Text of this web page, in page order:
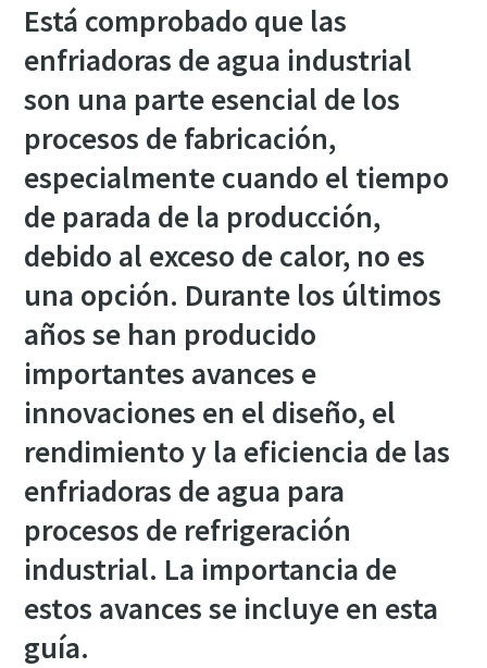
Optimice el flujo de aire mediante un
controlador central
Nuestro controlador central más reciente, el Optimizer
4.0, estabiliza el sistema y reduce los costes de energía.
Obtenga más información
Está comprobado que las
enfriadoras de agua industrial
son una parte esencial de los
procesos de fabricación,
especialmente cuando el tiempo
de parada de la producción,
debido al exceso de calor, no es
una opción. Durante los últimos
años se han producido
importantes avances e
innovaciones en el diseño, el
rendimiento y la eficiencia de las
enfriadoras de agua para
procesos de refrigeración
industrial. La importancia de
estos avances se incluye en esta
guía.